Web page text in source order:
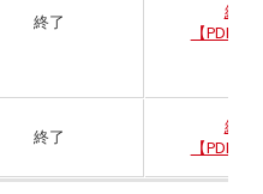
終了
結果
【
終了
結果
【